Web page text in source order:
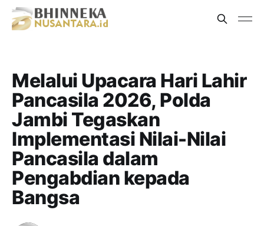
Melalui Upacara Hari Lahir
Pancasila 2026, Polda
Jambi Tegaskan
Implementasi Nilai-Nilai
Pancasila dalam
Pengabdian kepada
Bangsa